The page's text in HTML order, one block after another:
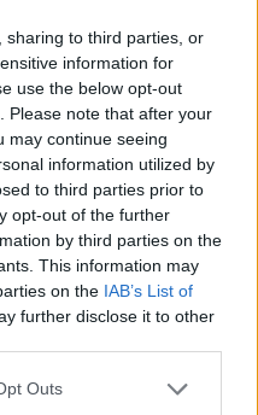
sharing to third parties, or
information for
use the below opt-out
Please note that after your
may continue seeing
information utilized by
to third parties prior to
opt-out of the further
by third parties on the
This information may
on the IAB’s List of
further disclose it to other
Outs